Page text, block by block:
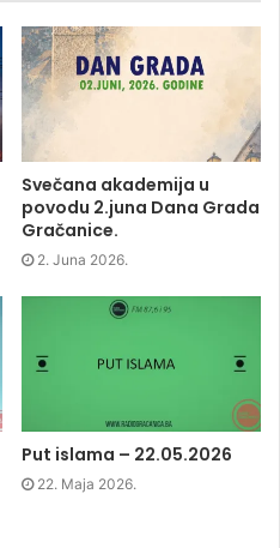
Svečana akademija u
povodu 2.juna Dana Grada
Gračanice.
2. Juna 2026.
Put islama – 22.05.2026
22. Maja 2026.